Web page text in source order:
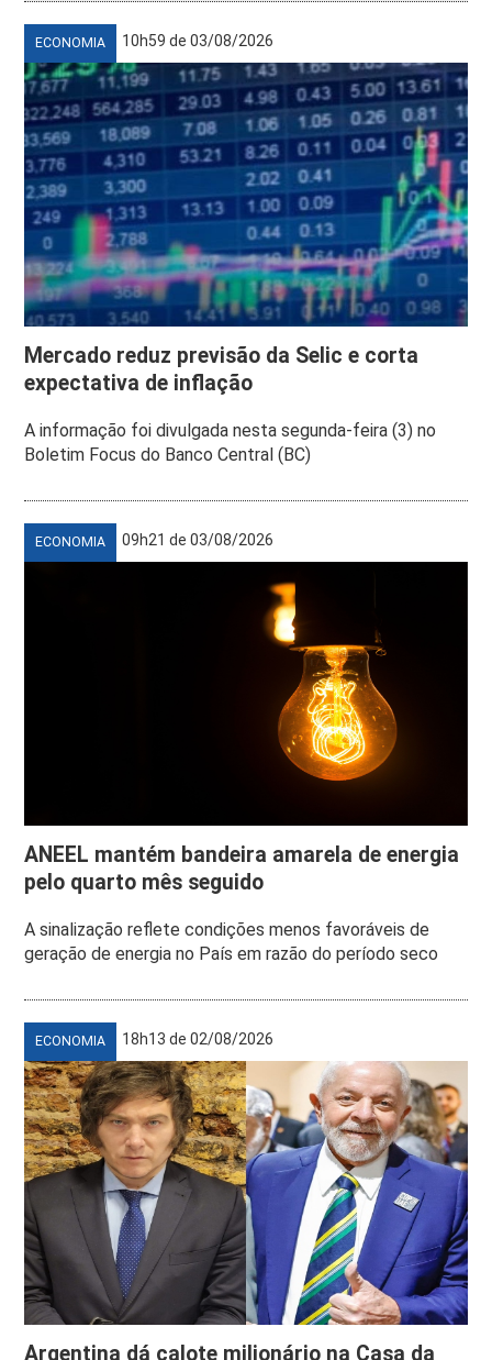
ECONOMIA 10h59 de 03/08/2026
Mercado reduz previsão da Selic e corta
expectativa de inflação
A informação foi divulgada nesta segunda-feira (3) no
Boletim Focus do Banco Central (BC)
ECONOMIA 09h21 de 03/08/2026
ANEEL mantém bandeira amarela de energia
pelo quarto mês seguido
A sinalização reflete condições menos favoráveis de
geração de energia no País em razão do período seco
ECONOMIA 18h13 de 02/08/2026
Argentina dá calote milionário na Casa da